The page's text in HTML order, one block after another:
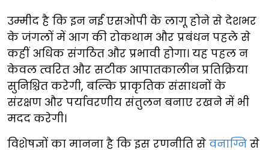
उम्मीद है कि इन नई एसओपी के लागू होने से देशभर
के जंगलों में आग की रोकथाम और प्रबंधन पहले से
कहीं अधिक संगठित और प्रभावी होगा। यह पहल न
केवल त्वरित और सटीक आपातकालीन प्रतिक्रिया
सुनिश्चित करेगी, बल्कि प्राकृतिक संसाधनों के
संरक्षण और पर्यावरणीय संतुलन बनाए रखने में भी
मदद करेगी।
विशेषज्ञों का मानना है कि इस रणनीति से वनाग्नि से